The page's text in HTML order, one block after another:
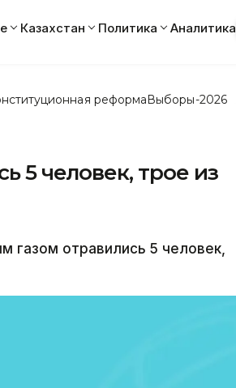
Казахстан Политика Аналитика
реформаВыборы-2026
5 человек, трое из
газом отравились 5 человек,